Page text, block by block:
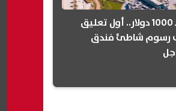
بعد أزمة الـ 1000 دولار.. أول تعليق
رسوم شاطئ فندق